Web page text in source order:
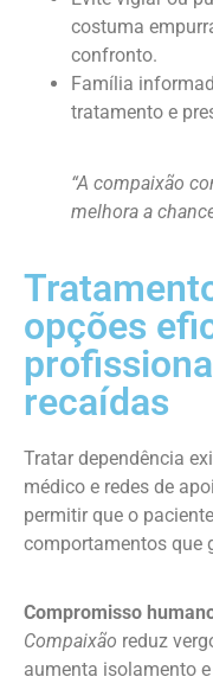
costuma
confronto.
Família
tratamento e
“A compaixão
melhora a
opções
recaídas
Tratar dependência
médico e redes de
permitir que o
comportamentos que
Compromisso
Compaixão reduz
aumenta isolamento